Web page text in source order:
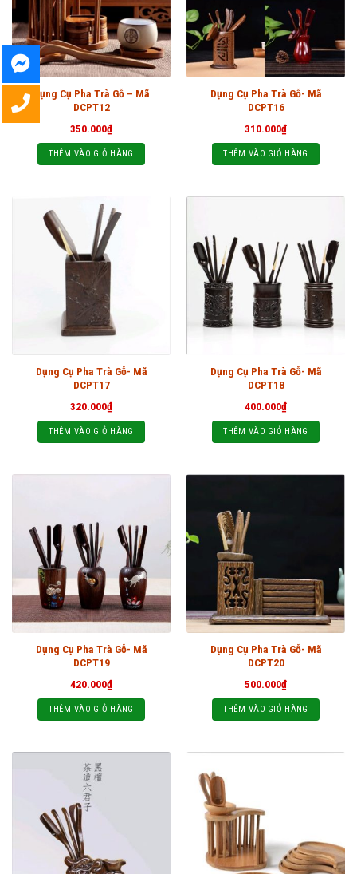
Dụng Cụ Pha Trà Gỗ – Mã
DCPT12
350.000₫
THÊM VÀO GIỎ HÀNG
Dụng Cụ Pha Trà Gỗ- Mã
DCPT16
310.000₫
THÊM VÀO GIỎ HÀNG
Dụng Cụ Pha Trà Gỗ- Mã
DCPT17
320.000₫
THÊM VÀO GIỎ HÀNG
Dụng Cụ Pha Trà Gỗ- Mã
DCPT18
400.000₫
THÊM VÀO GIỎ HÀNG
Dụng Cụ Pha Trà Gỗ- Mã
DCPT19
420.000₫
THÊM VÀO GIỎ HÀNG
Dụng Cụ Pha Trà Gỗ- Mã
DCPT20
500.000₫
THÊM VÀO GIỎ HÀNG